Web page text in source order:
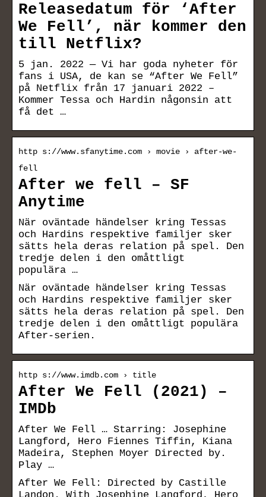
Releasedatum för ‘After
We Fell’, när kommer den
till Netflix?
5 jan. 2022 — Vi har goda nyheter för
fans i USA, de kan se “After We Fell”
på Netflix från 17 januari 2022 –
Kommer Tessa och Hardin någonsin att
få det …
http s://www.sfanytime.com › movie › after-we-
fell
After we fell – SF
Anytime
När oväntade händelser kring Tessas
och Hardins respektive familjer sker
sätts hela deras relation på spel. Den
tredje delen i den omåttligt
populära …
När oväntade händelser kring Tessas
och Hardins respektive familjer sker
sätts hela deras relation på spel. Den
tredje delen i den omåttligt populära
After-serien.
http s://www.imdb.com › title
After We Fell (2021) –
IMDb
After We Fell … Starring: Josephine
Langford, Hero Fiennes Tiffin, Kiana
Madeira, Stephen Moyer Directed by.
Play …
After We Fell: Directed by Castille
Landon. With Josephine Langford, Hero